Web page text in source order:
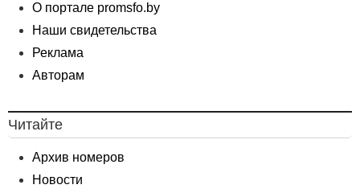
О портале promsfo.by
Наши свидетельства
Реклама
Авторам
Читайте
Архив номеров
Новости